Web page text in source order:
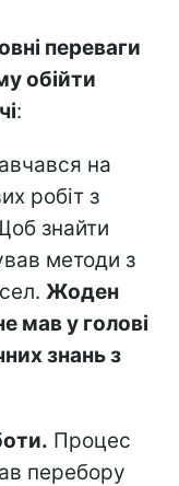
переваги
обійти
:
на
робіт з
знайти
методи з
Жоден
мав у голові
знань з
Процес
перебору